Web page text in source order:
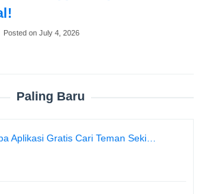
Posted on July 4, 2026
Paling Baru
Aplikasi Gratis Cari Teman Seki…